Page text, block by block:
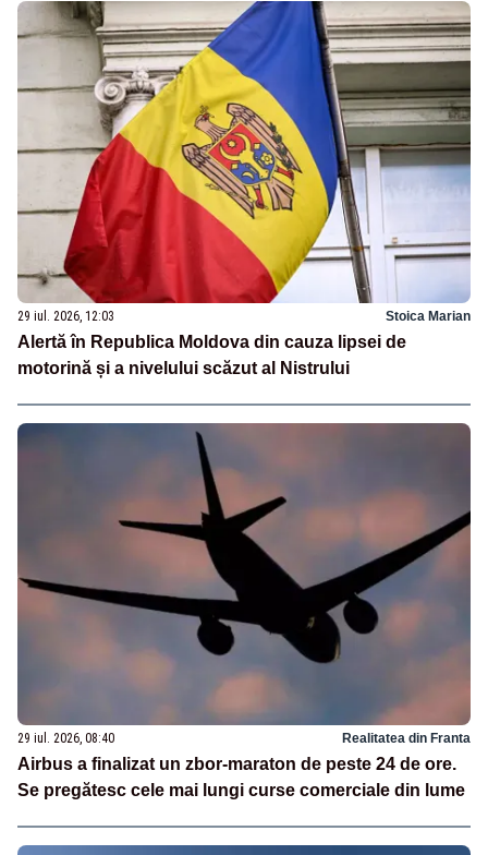
29 iul. 2026, 12:03 Stoica Marian
Alertă în Republica Moldova din cauza lipsei de
motorină și a nivelului scăzut al Nistrului
29 iul. 2026, 08:40 Realitatea din Franta
Airbus a finalizat un zbor-maraton de peste 24 de ore.
Se pregătesc cele mai lungi curse comerciale din lume